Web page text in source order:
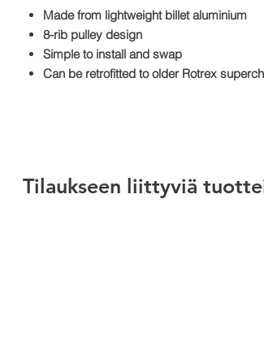
Made from lightweight billet aluminium
8-rib pulley design
Simple to install and swap
Can be retrofitted to older Rotrex
Tilaukseen liittyviä